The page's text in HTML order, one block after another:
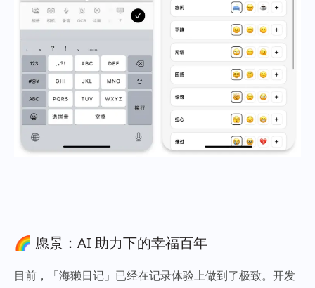
🌈 愿景：AI 助力下的幸福百年
目前，「海獭日记」已经在记录体验上做到了极致。开发